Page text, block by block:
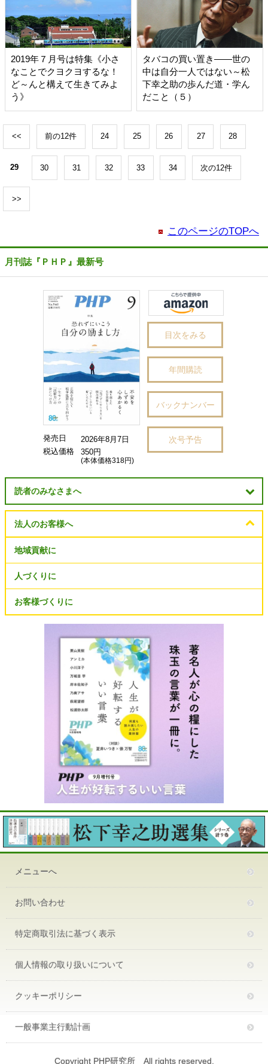
2019年７月号は特集《小さ
なことでクヨクヨするな！
ど～んと構えて生きてみよ
う》
タバコの買い置き――世の
中は自分一人ではない～松
下幸之助の歩んだ道・学ん
だこと（５）
<< 前の12件 24 25 26 27 28
29 30 31 32 33 34 次の12件
>>
このページのTOPへ
月刊誌『ＰＨＰ』最新号
発売日
2026年8月7日
税込価格
350円
(本体価格318円)
目次をみる
年間購読
バックナンバー
次号予告
読者のみなさまへ
法人のお客様へ
地域貢献に
人づくりに
お客様づくりに
メニューへ
お問い合わせ
特定商取引法に基づく表示
個人情報の取り扱いについて
クッキーポリシー
一般事業主行動計画
Copyright PHP研究所 All rights reserved.